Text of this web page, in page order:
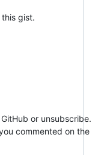
gist.
or unsubscribe.
commented on the